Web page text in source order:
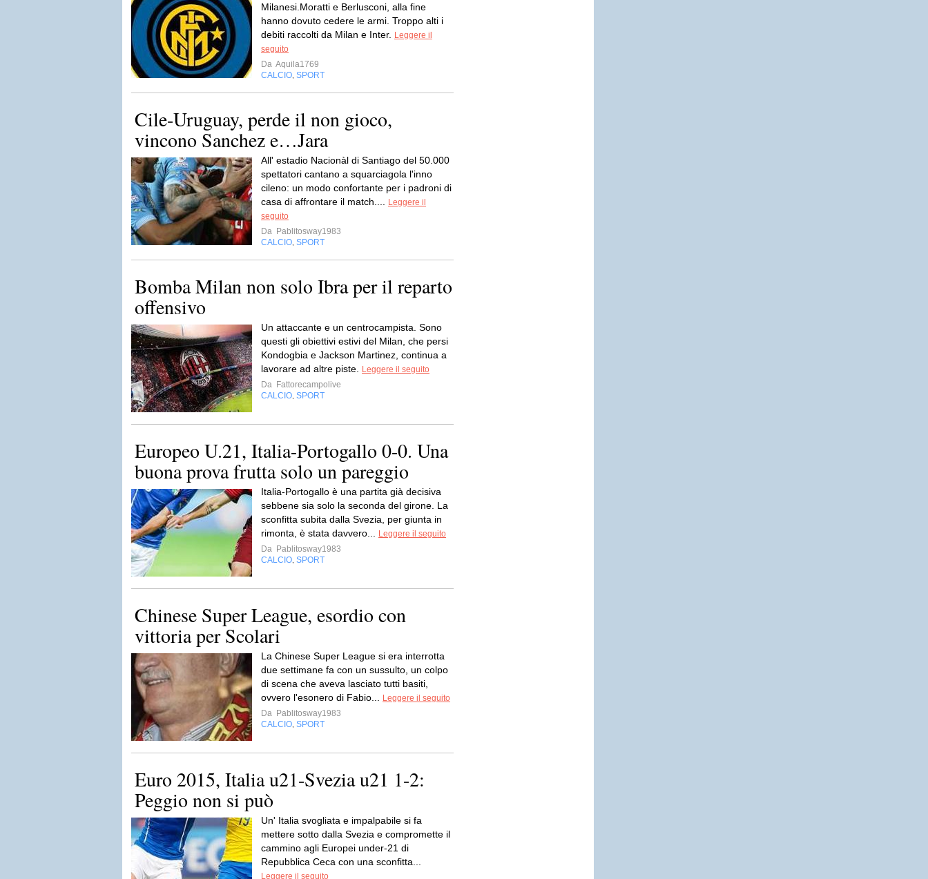
Milanesi.Moratti e Berlusconi, alla fine
hanno dovuto cedere le armi. Troppo alti i
debiti raccolti da Milan e Inter.
Leggere il
seguito
Da Aquila1769
CALCIO SPORT
Cile-Uruguay, perde il non gioco,
vincono Sanchez e…Jara
All' estadio Nacionàl di Santiago del 50.000
spettatori cantano a squarciagola l'inno
cileno: un modo confortante per i padroni di
casa di affrontare il match....
Leggere il
seguito
Da Pablitosway1983
CALCIO SPORT
Bomba Milan non solo Ibra per il reparto
offensivo
Un attaccante e un centrocampista. Sono
questi gli obiettivi estivi del Milan, che persi
Kondogbia e Jackson Martinez, continua a
lavorare ad altre piste.
Leggere il seguito
Da Fattorecampolive
CALCIO SPORT
Europeo U.21, Italia-Portogallo 0-0. Una
buona prova frutta solo un pareggio
Italia-Portogallo è una partita già decisiva
sebbene sia solo la seconda del girone. La
sconfitta subita dalla Svezia, per giunta in
rimonta, è stata davvero...
Leggere il seguito
Da Pablitosway1983
CALCIO SPORT
Chinese Super League, esordio con
vittoria per Scolari
La Chinese Super League si era interrotta
due settimane fa con un sussulto, un colpo
di scena che aveva lasciato tutti basiti,
ovvero l'esonero di Fabio...
Leggere il seguito
Da Pablitosway1983
CALCIO SPORT
Euro 2015, Italia u21-Svezia u21 1-2:
Peggio non si può
Un' Italia svogliata e impalpabile si fa
mettere sotto dalla Svezia e compromette il
cammino agli Europei under-21 di
Repubblica Ceca con una sconfitta...
Leggere il seguito